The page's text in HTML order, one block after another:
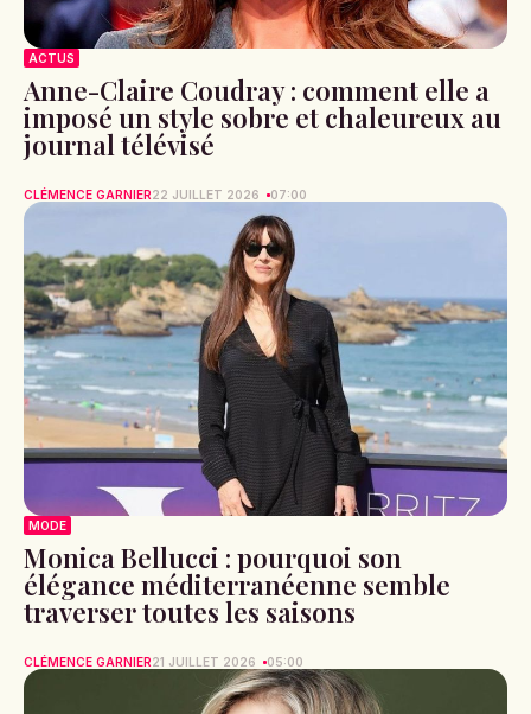
ACTUS
Anne-Claire Coudray : comment elle a
imposé un style sobre et chaleureux au
journal télévisé
CLÉMENCE GARNIER22 JUILLET 2026 07:00
MODE
Monica Bellucci : pourquoi son
élégance méditerranéenne semble
traverser toutes les saisons
CLÉMENCE GARNIER21 JUILLET 2026 05:00